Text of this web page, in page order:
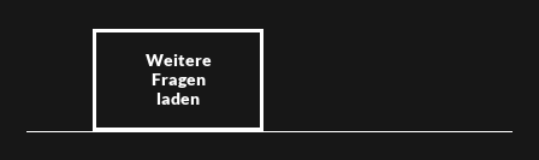
Weitere
Fragen
laden